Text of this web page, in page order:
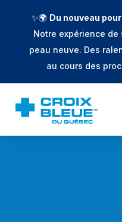
✨🌍 Du nouveau
Notre expérience de
peau neuve. Des
au cours des